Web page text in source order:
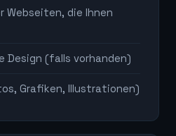
Webseiten, die Ihnen
Design (falls vorhanden)
Grafiken, Illustrationen)